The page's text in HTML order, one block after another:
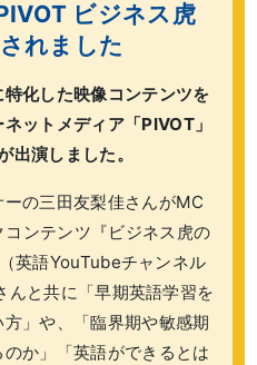
ビジネス虎
れました
特化した映像コンテンツを
ットメディア「PIVOT」
出演しました。
の三田友梨佳さんがMC
ンテンツ『ビジネス虎の
英語YouTubeチャンネル
と共に「早期英語学習を
」や、「臨界期や敏感期
か」「英語ができるとは